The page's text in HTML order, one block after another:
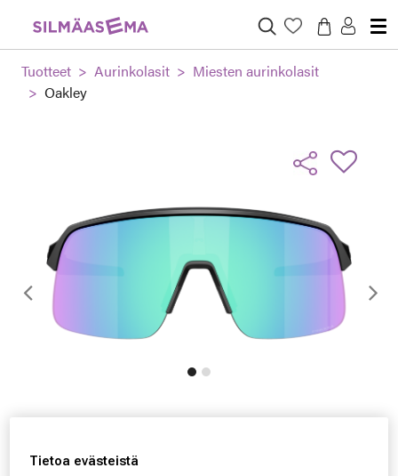
Tuotteet Aurinkolasit
Miesten aurinkolasit
Oakley
Edellinen
Tietoa evästeistä